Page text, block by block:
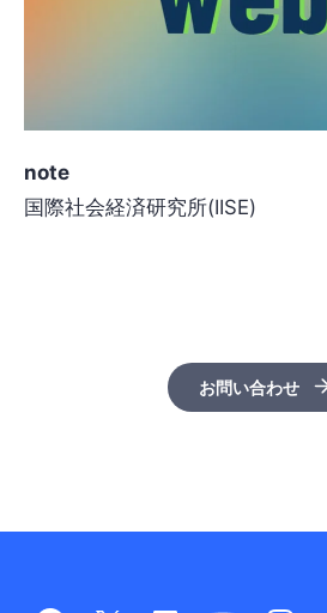
note
国際社会経済研究所(IISE)
お問い合わせ